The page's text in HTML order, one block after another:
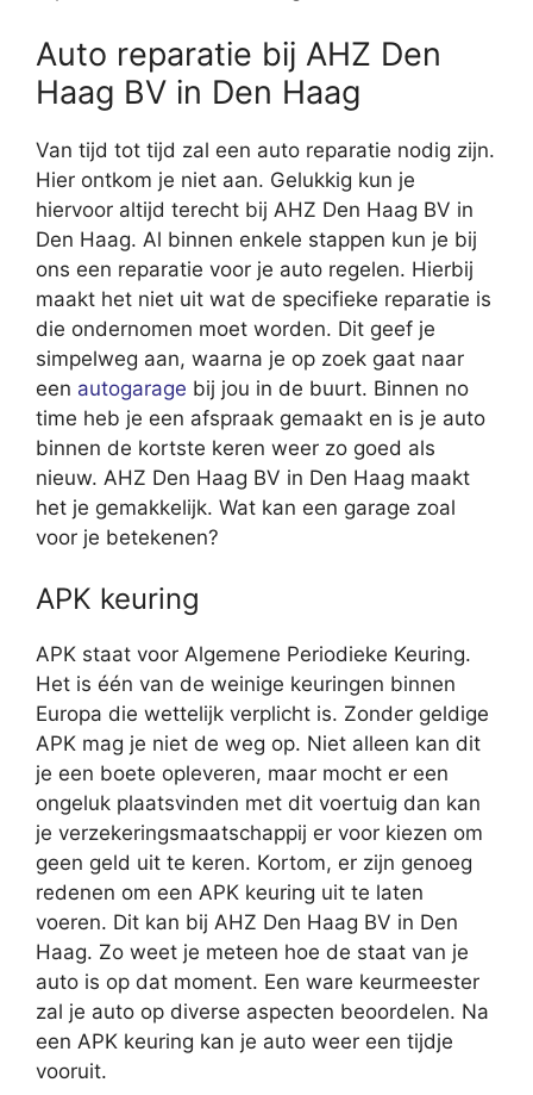
Auto reparatie bij AHZ Den
Haag BV in Den Haag
Van tijd tot tijd zal een auto reparatie nodig zijn.
Hier ontkom je niet aan. Gelukkig kun je
hiervoor altijd terecht bij AHZ Den Haag BV in
Den Haag. Al binnen enkele stappen kun je bij
ons een reparatie voor je auto regelen. Hierbij
maakt het niet uit wat de specifieke reparatie is
die ondernomen moet worden. Dit geef je
simpelweg aan, waarna je op zoek gaat naar
een autogarage bij jou in de buurt. Binnen no
time heb je een afspraak gemaakt en is je auto
binnen de kortste keren weer zo goed als
nieuw. AHZ Den Haag BV in Den Haag maakt
het je gemakkelijk. Wat kan een garage zoal
voor je betekenen?
APK keuring
APK staat voor Algemene Periodieke Keuring.
Het is één van de weinige keuringen binnen
Europa die wettelijk verplicht is. Zonder geldige
APK mag je niet de weg op. Niet alleen kan dit
je een boete opleveren, maar mocht er een
ongeluk plaatsvinden met dit voertuig dan kan
je verzekeringsmaatschappij er voor kiezen om
geen geld uit te keren. Kortom, er zijn genoeg
redenen om een APK keuring uit te laten
voeren. Dit kan bij AHZ Den Haag BV in Den
Haag. Zo weet je meteen hoe de staat van je
auto is op dat moment. Een ware keurmeester
zal je auto op diverse aspecten beoordelen. Na
een APK keuring kan je auto weer een tijdje
vooruit.